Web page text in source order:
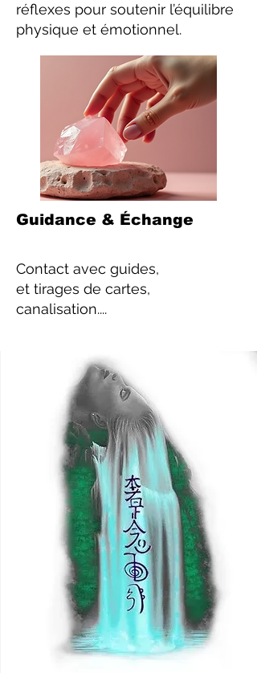
réflexes pour soutenir l’équilibre
physique et émotionnel.
Guidance & Échange
Contact avec guides,
et tirages de cartes,
canalisation....